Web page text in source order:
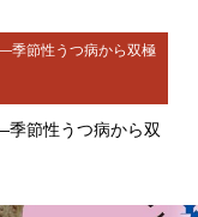
季節性うつ病から双極
季節性うつ病から双